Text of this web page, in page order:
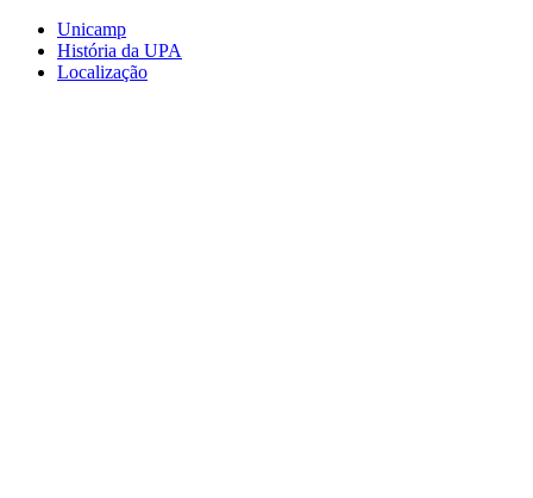
Conteúdo principal
Unicamp
História da UPA
Localização